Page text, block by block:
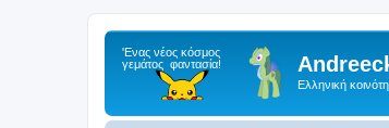
Ελληνική